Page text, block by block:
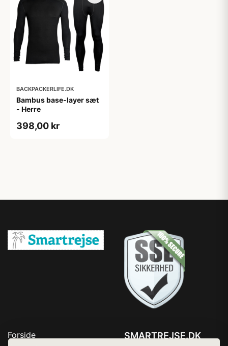
BACKPACKERLIFE.DK
Bambus base-layer sæt
- Herre
398,00 kr
Forside
SMARTREJSE.DK